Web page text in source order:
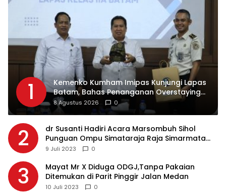
1
Kemenko Kumham Imipas Kunjungi Lapas
Batam, Bahas Penanganan Overstaying
dan Implementasi KUHP Baru
8 Agustus 2026 0
2
dr Susanti Hadiri Acara Marsombuh Sihol
Punguan Ompu Simataraja Raja Simarmata
Dohot Boruna Kota Siantar
9 Juli 2023 0
3
Mayat Mr X Diduga ODGJ,Tanpa Pakaian
Ditemukan di Parit Pinggir Jalan Medan
10 Juli 2023 0